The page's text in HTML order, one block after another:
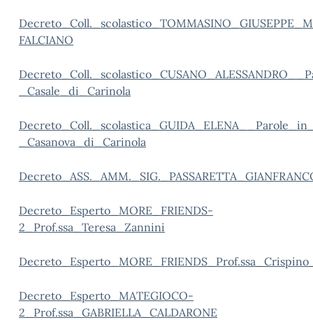
FALCIANO
_Casale_di_Carinola
_Casanova_di_Carinola
Decreto_Esperto_MORE_FRIENDS-
2_Prof.ssa_Teresa_Zannini
Decreto_Esperto_MATEGIOCO-
2_Prof.ssa_GABRIELLA_CALDARONE